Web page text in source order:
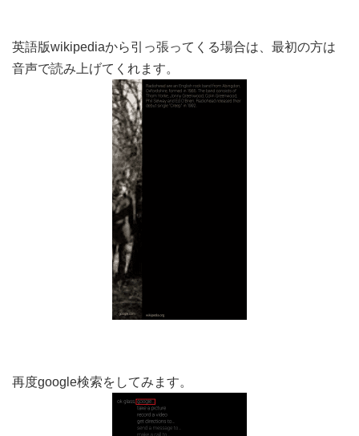
英語版wikipediaから引っ張ってくる場合は、最初の方は
音声で読み上げてくれます。
再度google検索をしてみます。